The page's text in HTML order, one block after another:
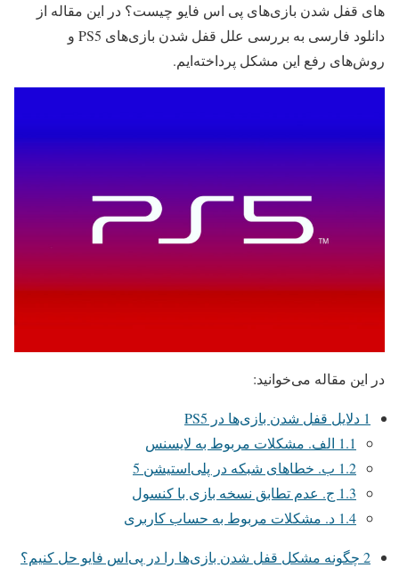
های قفل شدن بازی‌های پی اس فایو چیست؟ در این مقاله از
دانلود فارسی به بررسی علل قفل شدن بازی‌های PS5 و
روش‌های رفع این مشکل پرداخته‌ایم.
در این مقاله می‌خوانید:
1 دلایل قفل شدن بازی‌ها در PS5
1.1 الف. مشکلات مربوط به لایسنس
1.2 ب. خطاهای شبکه در پلی‌استیشن 5
1.3 ج. عدم تطابق نسخه بازی با کنسول
1.4 د. مشکلات مربوط به حساب کاربری
2 چگونه مشکل قفل شدن بازی‌ها را در پی‌اس فایو حل کنیم؟